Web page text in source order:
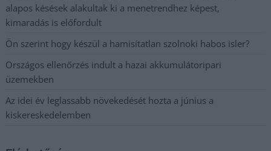
alapos késések alakultak ki a menetrendhez képest,
kimaradás is előfordult
Ön szerint hogy készül a hamisítatlan szolnoki habos isler?
Országos ellenőrzés indult a hazai akkumulátoripari
üzemekben
Az idei év leglassabb növekedését hozta a június a
kiskereskedelemben